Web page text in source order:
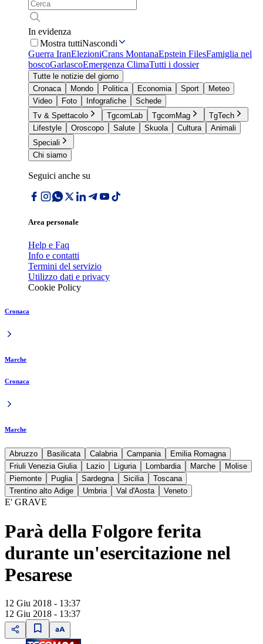
In evidenza
Mostra tuttiNascondi
Guerra IranElezioniCrans MontanaEpstein FilesFamiglia nel
boscoGarlascoEmergenza ClimaTutti i dossier
Tutte le notizie del giorno
Cronaca
Mondo Politica Economia Sport
Meteo
Video
Foto Infografiche
Schede
Tv & Spettacolo
TgcomLab TgcomMag
TgTech
Lifestyle
Oroscopo Salute Skuola Cultura
Animali
Speciali
Chi siamo
Seguici anche su
Area personale
Help e Faq
Info e contatti
Termini del servizio
Utilizzo dati e privacy
Cookie Policy
Cronaca
Marche
Cronaca
Marche
Abruzzo Basilicata Calabria Campania
Emilia Romagna
Friuli Venezia Giulia
Lazio Liguria Lombardia Marche
Molise
Piemonte
Puglia Sardegna Sicilia
Toscana
Trentino alto Adige
Umbria Val d'Aosta Veneto
E' GRAVE
Parà della Folgore ferita
durante un'esercitazione nel
Pesarese
12 Giu 2018 - 13:37
12 Giu 2018 - 13:37